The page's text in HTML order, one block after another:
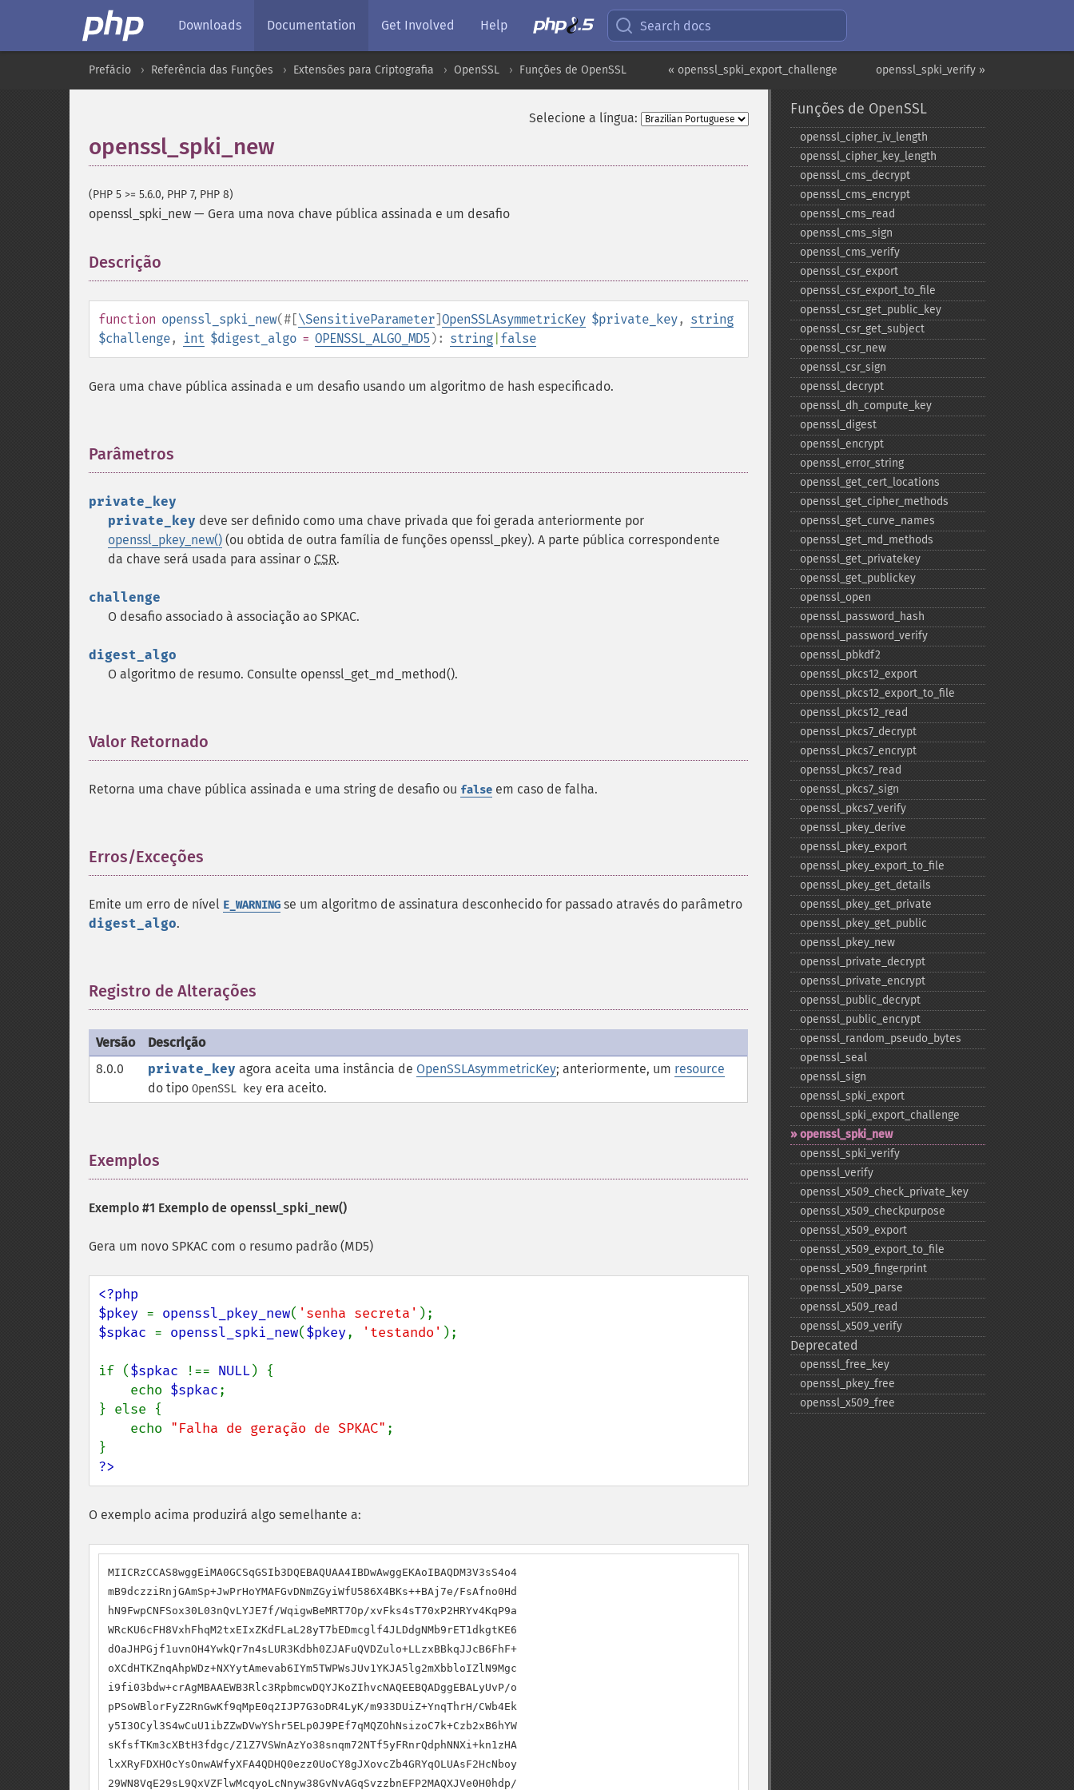
Downloads Documentation Get Involved Help Search docs
openssl_spki_verify »
« openssl_spki_export_challenge
Prefácio Referência das Funções Extensões para Criptografia OpenSSL Funções de OpenSSL
Selecione a língua:
openssl_spki_new
(PHP 5 >= 5.6.0, PHP 7, PHP 8)
openssl_spki_new — Gera uma nova chave pública assinada e um desafio
Descrição
function openssl_spki_new(#[\SensitiveParameter]OpenSSLAsymmetricKey $private_key, string
$challenge, int $digest_algo = OPENSSL_ALGO_MD5): string false
Gera uma chave pública assinada e um desafio usando um algoritmo de hash especificado.
Parâmetros
private_key
private_key deve ser definido como uma chave privada que foi gerada anteriormente por
openssl_pkey_new() (ou obtida de outra família de funções openssl_pkey). A parte pública correspondente
da chave será usada para assinar o CSR.
challenge
O desafio associado à associação ao SPKAC.
digest_algo
O algoritmo de resumo. Consulte openssl_get_md_method().
Valor Retornado
Retorna uma chave pública assinada e uma string de desafio ou false em caso de falha.
Erros/Exceções
Emite um erro de nível E_WARNING se um algoritmo de assinatura desconhecido for passado através do parâmetro
digest_algo.
Registro de Alterações
Versão
Descrição
8.0.0
private_key agora aceita uma instância de OpenSSLAsymmetricKey; anteriormente, um resource
do tipo OpenSSL key era aceito.
Exemplos
Exemplo #1 Exemplo de openssl_spki_new()
Gera um novo SPKAC com o resumo padrão (MD5)
<?php
$pkey = openssl_pkey_new( 'senha secreta'
$spkac = openssl_spki_new($pkey, 'testando' );
if ($spkac !== NULL) {
    echo
$spkac;
} else {
    echo
"Falha de geração de SPKAC" ;
?>
O exemplo acima produzirá algo semelhante a:
MIICRzCCAS8wggEiMA0GCSqGSIb3DQEBAQUAA4IBDwAwggEKAoIBAQDM3V3sS4o4
mB9dczziRnjGAmSp+JwPrHoYMAFGvDNmZGyiWfU586X4BKs++BAj7e/FsAfno0Hd
hN9FwpCNFSox30L03nQvLYJE7f/WqigwBeMRT7Op/xvFks4sT70xP2HRYv4KqP9a
WRcKU6cFH8VxhFhqM2txEIxZKdFLaL28yT7bEDmcglf4JLDdgNMb9rET1dkgtKE6
dOaJHPGjf1uvnOH4YwkQr7n4sLUR3Kdbh0ZJAFuQVDZulo+LLzxBBkqJJcB6FhF+
oXCdHTKZnqAhpWDz+NXYytAmevab6IYm5TWPWsJUv1YKJA5lg2mXbbloIZlN9Mgc
i9fi03bdw+crAgMBAAEWB3Rlc3RpbmcwDQYJKoZIhvcNAQEEBQADggEBALyUvP/o
pPSoWBlorFyZ2RnGwKf9qMpE0q2IJP7G3oDR4LyK/m933DUiZ+YnqThrH/CWb4Ek
y5I3OCyl3S4wCuU1ibZZwDVwYShr5ELp0J9PEf7qMQZOhNsizoC7k+Czb2xB6hYW
sKfsfTKm3cXBtH3fdgc/Z1Z7VSWnAzYo38snqm72NTf5yFRnrQdphNNXi+kn1zHA
lxXRyFDXHOcYsOnwAWfyXFA4QDHQ0ezz0UoCY8gJXovcZb4GRYqOLUAsF2HcNboy
29WN8VqE29sL9QxVZFlwMcqyoLcNnyw38GvNvAGqSvzzbnEFP2MAQXJVe0H0hdp/
Funções de OpenSSL
openssl_​cipher_​iv_​length
openssl_​cipher_​key_​length
openssl_​cms_​decrypt
openssl_​cms_​encrypt
openssl_​cms_​read
openssl_​cms_​sign
openssl_​cms_​verify
openssl_​csr_​export
openssl_​csr_​export_​to_​file
openssl_​csr_​get_​public_​key
openssl_​csr_​get_​subject
openssl_​csr_​new
openssl_​csr_​sign
openssl_​decrypt
openssl_​dh_​compute_​key
openssl_​digest
openssl_​encrypt
openssl_​error_​string
openssl_​get_​cert_​locations
openssl_​get_​cipher_​methods
openssl_​get_​curve_​names
openssl_​get_​md_​methods
openssl_​get_​privatekey
openssl_​get_​publickey
openssl_​open
openssl_​password_​hash
openssl_​password_​verify
openssl_​pbkdf2
openssl_​pkcs12_​export
openssl_​pkcs12_​export_​to_​file
openssl_​pkcs12_​read
openssl_​pkcs7_​decrypt
openssl_​pkcs7_​encrypt
openssl_​pkcs7_​read
openssl_​pkcs7_​sign
openssl_​pkcs7_​verify
openssl_​pkey_​derive
openssl_​pkey_​export
openssl_​pkey_​export_​to_​file
openssl_​pkey_​get_​details
openssl_​pkey_​get_​private
openssl_​pkey_​get_​public
openssl_​pkey_​new
openssl_​private_​decrypt
openssl_​private_​encrypt
openssl_​public_​decrypt
openssl_​public_​encrypt
openssl_​random_​pseudo_​bytes
openssl_​seal
openssl_​sign
openssl_​spki_​export
openssl_​spki_​export_​challenge
openssl_​spki_​new
openssl_​spki_​verify
openssl_​verify
openssl_​x509_​check_​private_​key
openssl_​x509_​checkpurpose
openssl_​x509_​export
openssl_​x509_​export_​to_​file
openssl_​x509_​fingerprint
openssl_​x509_​parse
openssl_​x509_​read
openssl_​x509_​verify
Deprecated
openssl_​free_​key
openssl_​pkey_​free
openssl_​x509_​free